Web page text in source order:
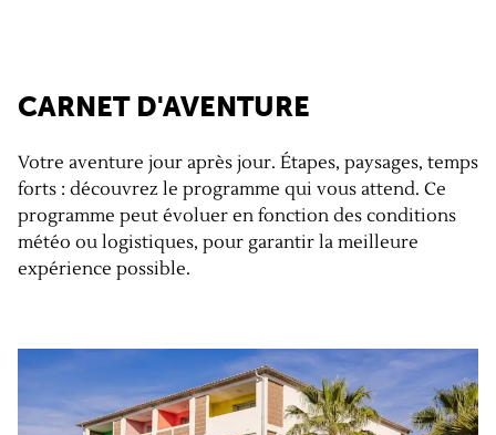
CARNET D'AVENTURE
Votre aventure jour après jour. Étapes, paysages, temps
forts : découvrez le programme qui vous attend. Ce
programme peut évoluer en fonction des conditions
météo ou logistiques, pour garantir la meilleure
expérience possible.